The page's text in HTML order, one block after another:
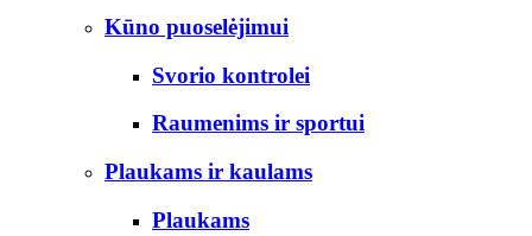
Kūno puoselėjimui
Svorio kontrolei
Raumenims ir sportui
Plaukams ir kaulams
Plaukams